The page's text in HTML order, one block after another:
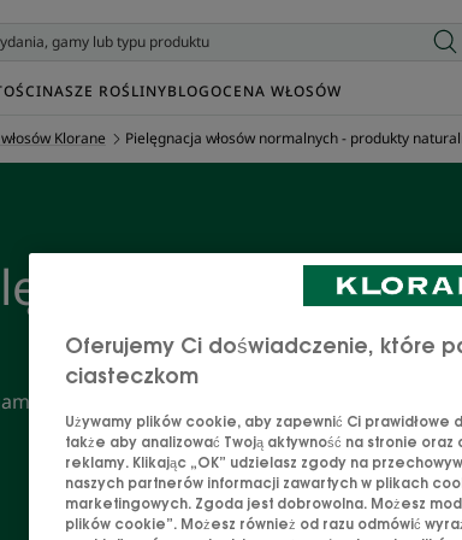
NASZE ROŚLINYBLOGOCENA WŁOSÓW
Klorane Pielęgnacja włosów normalnych - produkty
włosów
naturalne
naszych wyjątkowych produktów do
składniki aktywne. Sprostaj z
Oferujemy Ci doświadczenie, które
ciasteczkom
Używamy plików cookie, aby zapewnić Ci prawidłowe
także aby analizować Twoją aktywność na stronie
reklamy. Klikając „OK” udzielasz zgody na
naszych partnerów informacji zawartych w plikach
marketingowych. Zgoda jest dobrowolna. Możesz
plików cookie”. Możesz również od razu odmówić